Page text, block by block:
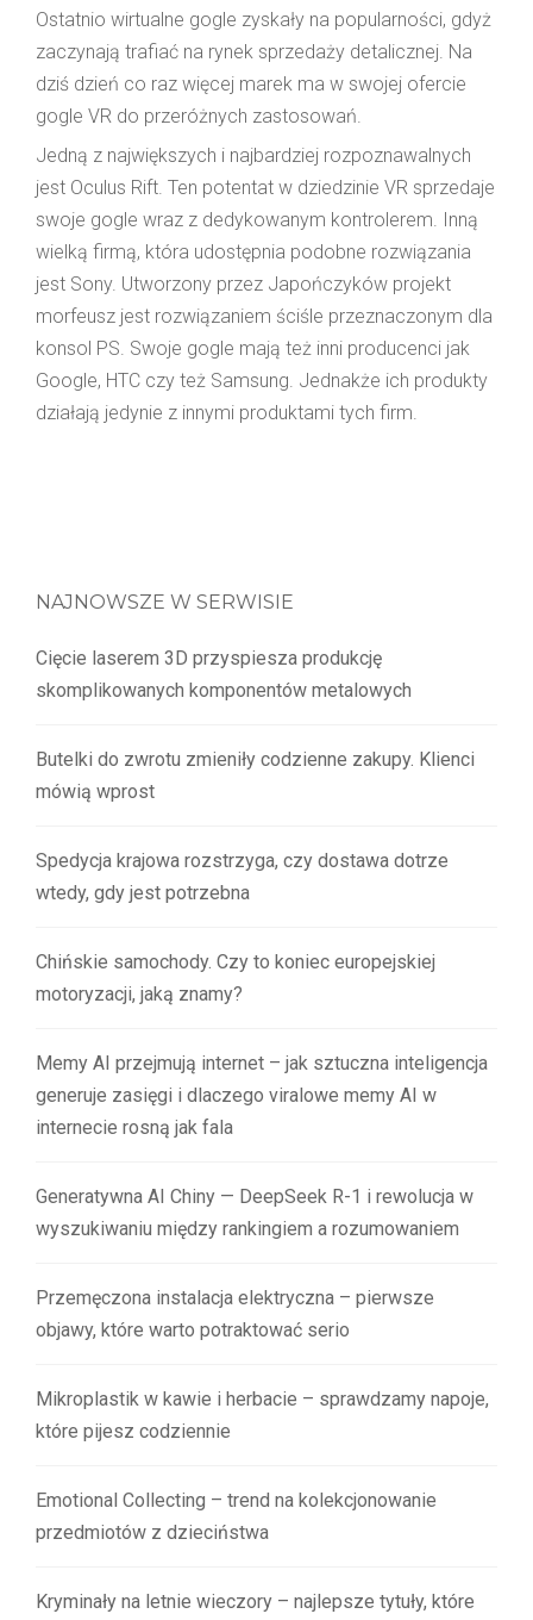
Ostatnio wirtualne gogle zyskały na popularności, gdyż
zaczynają trafiać na rynek sprzedaży detalicznej. Na
dziś dzień co raz więcej marek ma w swojej ofercie
gogle VR do przeróżnych zastosowań.
Jedną z największych i najbardziej rozpoznawalnych
jest Oculus Rift. Ten potentat w dziedzinie VR sprzedaje
swoje gogle wraz z dedykowanym kontrolerem. Inną
wielką firmą, która udostępnia podobne rozwiązania
jest Sony. Utworzony przez Japończyków projekt
morfeusz jest rozwiązaniem ściśle przeznaczonym dla
konsol PS. Swoje gogle mają też inni producenci jak
Google, HTC czy też Samsung. Jednakże ich produkty
działają jedynie z innymi produktami tych firm.
NAJNOWSZE W SERWISIE
Cięcie laserem 3D przyspiesza produkcję
skomplikowanych komponentów metalowych
Butelki do zwrotu zmieniły codzienne zakupy. Klienci
mówią wprost
Spedycja krajowa rozstrzyga, czy dostawa dotrze
wtedy, gdy jest potrzebna
Chińskie samochody. Czy to koniec europejskiej
motoryzacji, jaką znamy?
Memy AI przejmują internet – jak sztuczna inteligencja
generuje zasięgi i dlaczego viralowe memy AI w
internecie rosną jak fala
Generatywna AI Chiny — DeepSeek R-1 i rewolucja w
wyszukiwaniu między rankingiem a rozumowaniem
Przemęczona instalacja elektryczna – pierwsze
objawy, które warto potraktować serio
Mikroplastik w kawie i herbacie – sprawdzamy napoje,
które pijesz codziennie
Emotional Collecting – trend na kolekcjonowanie
przedmiotów z dzieciństwa
Kryminały na letnie wieczory – najlepsze tytuły, które